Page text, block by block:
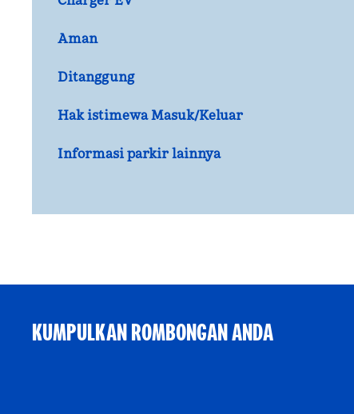
Aman
Ditanggung
Hak istimewa Masuk/Keluar
Informasi parkir lainnya
KUMPULKAN ROMBONGAN ANDA